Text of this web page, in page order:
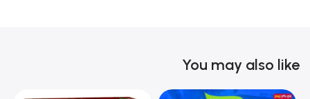
You may also like